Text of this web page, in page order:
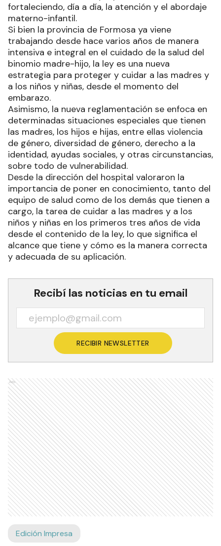
fortaleciendo, día a día, la atención y el abordaje
materno-infantil.
Si bien la provincia de Formosa ya viene
trabajando desde hace varios años de manera
intensiva e integral en el cuidado de la salud del
binomio madre-hijo, la ley es una nueva
estrategia para proteger y cuidar a las madres y
a los niños y niñas, desde el momento del
embarazo.
Asimismo, la nueva reglamentación se enfoca en
determinadas situaciones especiales que tienen
las madres, los hijos e hijas, entre ellas violencia
de género, diversidad de género, derecho a la
identidad, ayudas sociales, y otras circunstancias,
sobre todo de vulnerabilidad.
Desde la dirección del hospital valoraron la
importancia de poner en conocimiento, tanto del
equipo de salud como de los demás que tienen a
cargo, la tarea de cuidar a las madres y a los
niños y niñas en los primeros tres años de vida
desde el contenido de la ley, lo que significa el
alcance que tiene y cómo es la manera correcta
y adecuada de su aplicación.
Recibí las noticias en tu email
RECIBIR NEWSLETTER
Ads
Edición Impresa